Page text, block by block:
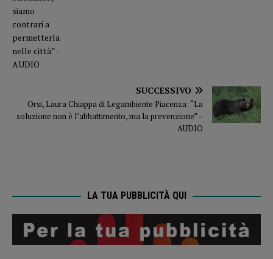
SUCCESSIVO
Orsi, Laura Chiappa di Legambiente Piacenza: “La
soluzione non è l’abbattimento, ma la prevenzione” –
AUDIO
LA TUA PUBBLICITÀ QUI